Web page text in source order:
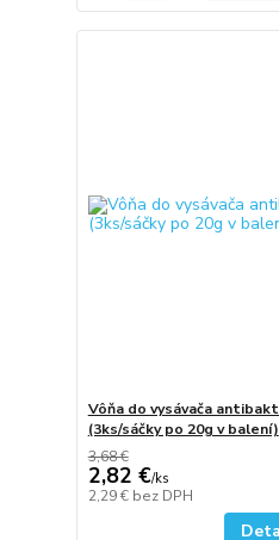
Vôňa do vysávača
(3ks/sáčky po 20g v balení)
3,68 €
2,82 €/ks
2,29 € bez DPH